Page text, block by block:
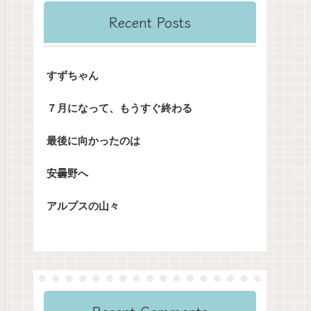
Recent Posts
すずちゃん
７月になって、もうすぐ終わる
最後に向かったのは
安曇野へ
アルプスの山々